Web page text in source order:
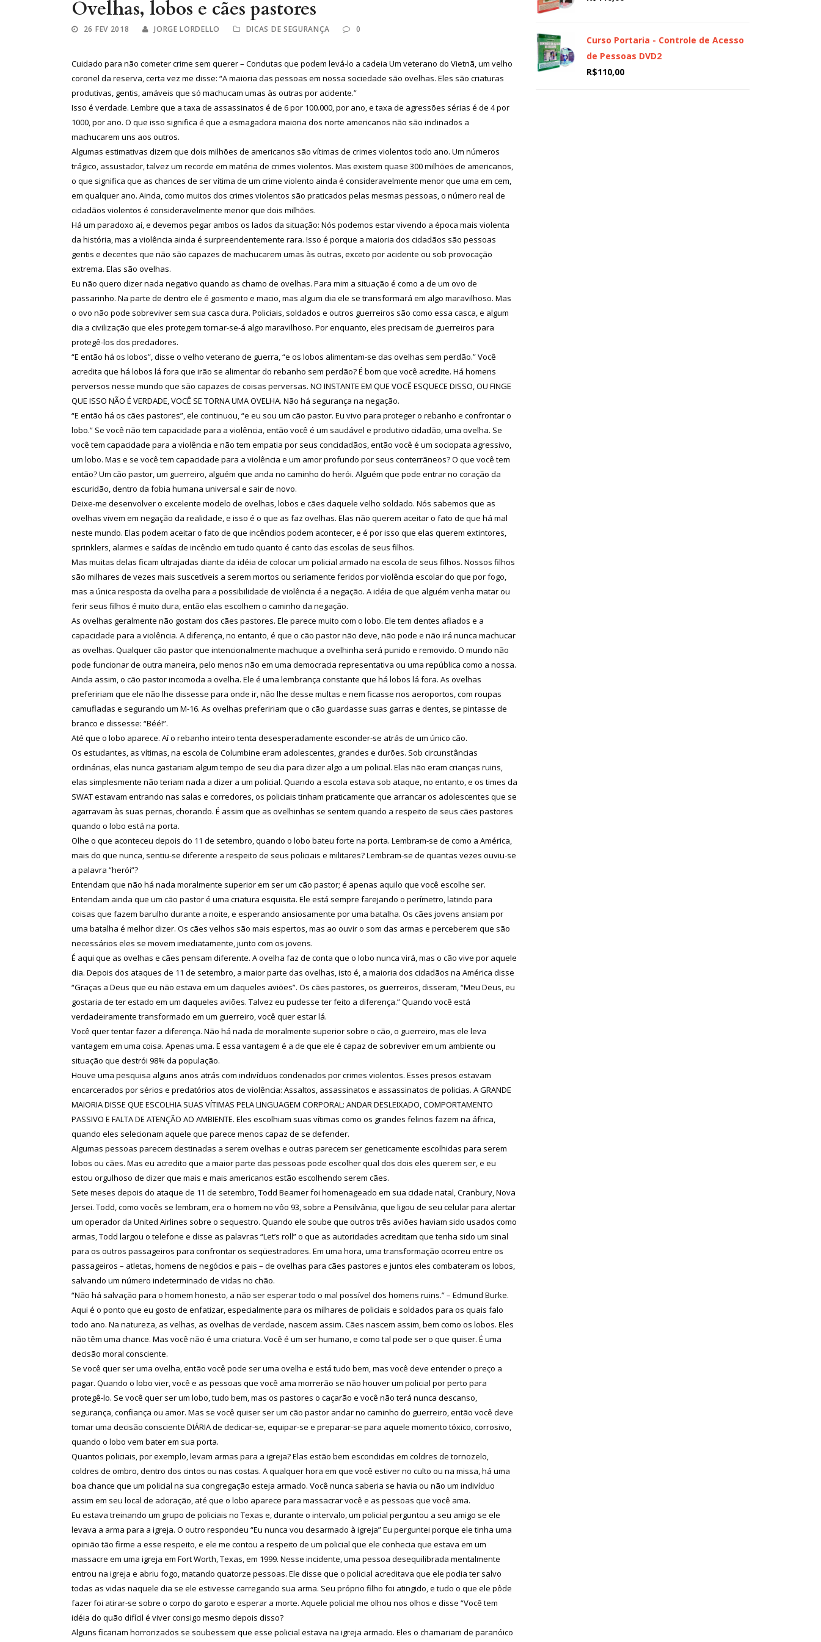
Ovelhas, lobos e cães pastores
26 FEV 2018 JORGE LORDELLO DICAS DE SEGURANÇA 0
Cuidado para não cometer crime sem querer – Condutas que podem levá-lo a cadeia Um veterano do Vietnã, um velho
coronel da reserva, certa vez me disse: “A maioria das pessoas em nossa sociedade são ovelhas. Eles são criaturas
produtivas, gentis, amáveis que só machucam umas às outras por acidente.”
Isso é verdade. Lembre que a taxa de assassinatos é de 6 por 100.000, por ano, e taxa de agressões sérias é de 4 por
1000, por ano. O que isso significa é que a esmagadora maioria dos norte americanos não são inclinados a
machucarem uns aos outros.
Algumas estimativas dizem que dois milhões de americanos são vítimas de crimes violentos todo ano. Um números
trágico, assustador, talvez um recorde em matéria de crimes violentos. Mas existem quase 300 milhões de americanos,
o que significa que as chances de ser vítima de um crime violento ainda é consideravelmente menor que uma em cem,
em qualquer ano. Ainda, como muitos dos crimes violentos são praticados pelas mesmas pessoas, o número real de
cidadãos violentos é consideravelmente menor que dois milhões.
Há um paradoxo aí, e devemos pegar ambos os lados da situação: Nós podemos estar vivendo a época mais violenta
da história, mas a violência ainda é surpreendentemente rara. Isso é porque a maioria dos cidadãos são pessoas
gentis e decentes que não são capazes de machucarem umas às outras, exceto por acidente ou sob provocação
extrema. Elas são ovelhas.
Eu não quero dizer nada negativo quando as chamo de ovelhas. Para mim a situação é como a de um ovo de
passarinho. Na parte de dentro ele é gosmento e macio, mas algum dia ele se transformará em algo maravilhoso. Mas
o ovo não pode sobreviver sem sua casca dura. Policiais, soldados e outros guerreiros são como essa casca, e algum
dia a civilização que eles protegem tornar-se-á algo maravilhoso. Por enquanto, eles precisam de guerreiros para
protegê-los dos predadores.
“E então há os lobos”, disse o velho veterano de guerra, “e os lobos alimentam-se das ovelhas sem perdão.” Você
acredita que há lobos lá fora que irão se alimentar do rebanho sem perdão? É bom que você acredite. Há homens
perversos nesse mundo que são capazes de coisas perversas. NO INSTANTE EM QUE VOCÊ ESQUECE DISSO, OU FINGE
QUE ISSO NÃO É VERDADE, VOCÊ SE TORNA UMA OVELHA. Não há segurança na negação.
“E então há os cães pastores”, ele continuou, “e eu sou um cão pastor. Eu vivo para proteger o rebanho e confrontar o
lobo.” Se você não tem capacidade para a violência, então você é um saudável e produtivo cidadão, uma ovelha. Se
você tem capacidade para a violência e não tem empatia por seus concidadãos, então você é um sociopata agressivo,
um lobo. Mas e se você tem capacidade para a violência e um amor profundo por seus conterrãneos? O que você tem
então? Um cão pastor, um guerreiro, alguém que anda no caminho do herói. Alguém que pode entrar no coração da
escuridão, dentro da fobia humana universal e sair de novo.
Deixe-me desenvolver o excelente modelo de ovelhas, lobos e cães daquele velho soldado. Nós sabemos que as
ovelhas vivem em negação da realidade, e isso é o que as faz ovelhas. Elas não querem aceitar o fato de que há mal
neste mundo. Elas podem aceitar o fato de que incêndios podem acontecer, e é por isso que elas querem extintores,
sprinklers, alarmes e saídas de incêndio em tudo quanto é canto das escolas de seus filhos.
Mas muitas delas ficam ultrajadas diante da idéia de colocar um policial armado na escola de seus filhos. Nossos filhos
são milhares de vezes mais suscetíveis a serem mortos ou seriamente feridos por violência escolar do que por fogo,
mas a única resposta da ovelha para a possibilidade de violência é a negação. A idéia de que alguém venha matar ou
ferir seus filhos é muito dura, então elas escolhem o caminho da negação.
As ovelhas geralmente não gostam dos cães pastores. Ele parece muito com o lobo. Ele tem dentes afiados e a
capacidade para a violência. A diferença, no entanto, é que o cão pastor não deve, não pode e não irá nunca machucar
as ovelhas. Qualquer cão pastor que intencionalmente machuque a ovelhinha será punido e removido. O mundo não
pode funcionar de outra maneira, pelo menos não em uma democracia representativa ou uma república como a nossa.
Ainda assim, o cão pastor incomoda a ovelha. Ele é uma lembrança constante que há lobos lá fora. As ovelhas
prefeririam que ele não lhe dissesse para onde ir, não lhe desse multas e nem ficasse nos aeroportos, com roupas
camufladas e segurando um M-16. As ovelhas prefeririam que o cão guardasse suas garras e dentes, se pintasse de
branco e dissesse: “Béé!”.
Até que o lobo aparece. Aí o rebanho inteiro tenta desesperadamente esconder-se atrás de um único cão.
Os estudantes, as vítimas, na escola de Columbine eram adolescentes, grandes e durões. Sob circunstâncias
ordinárias, elas nunca gastariam algum tempo de seu dia para dizer algo a um policial. Elas não eram crianças ruins,
elas simplesmente não teriam nada a dizer a um policial. Quando a escola estava sob ataque, no entanto, e os times da
SWAT estavam entrando nas salas e corredores, os policiais tinham praticamente que arrancar os adolescentes que se
agarravam às suas pernas, chorando. É assim que as ovelhinhas se sentem quando a respeito de seus cães pastores
quando o lobo está na porta.
Olhe o que aconteceu depois do 11 de setembro, quando o lobo bateu forte na porta. Lembram-se de como a América,
mais do que nunca, sentiu-se diferente a respeito de seus policiais e militares? Lembram-se de quantas vezes ouviu-se
a palavra “herói”?
Entendam que não há nada moralmente superior em ser um cão pastor; é apenas aquilo que você escolhe ser.
Entendam ainda que um cão pastor é uma criatura esquisita. Ele está sempre farejando o perímetro, latindo para
coisas que fazem barulho durante a noite, e esperando ansiosamente por uma batalha. Os cães jovens ansiam por
uma batalha é melhor dizer. Os cães velhos são mais espertos, mas ao ouvir o som das armas e perceberem que são
necessários eles se movem imediatamente, junto com os jovens.
É aqui que as ovelhas e cães pensam diferente. A ovelha faz de conta que o lobo nunca virá, mas o cão vive por aquele
dia. Depois dos ataques de 11 de setembro, a maior parte das ovelhas, isto é, a maioria dos cidadãos na América disse
“Graças a Deus que eu não estava em um daqueles aviões”. Os cães pastores, os guerreiros, disseram, “Meu Deus, eu
gostaria de ter estado em um daqueles aviões. Talvez eu pudesse ter feito a diferença.” Quando você está
verdadeiramente transformado em um guerreiro, você quer estar lá.
Você quer tentar fazer a diferença. Não há nada de moralmente superior sobre o cão, o guerreiro, mas ele leva
vantagem em uma coisa. Apenas uma. E essa vantagem é a de que ele é capaz de sobreviver em um ambiente ou
situação que destrói 98% da população.
Houve uma pesquisa alguns anos atrás com indivíduos condenados por crimes violentos. Esses presos estavam
encarcerados por sérios e predatórios atos de violência: Assaltos, assassinatos e assassinatos de policias. A GRANDE
MAIORIA DISSE QUE ESCOLHIA SUAS VÍTIMAS PELA LINGUAGEM CORPORAL: ANDAR DESLEIXADO, COMPORTAMENTO
PASSIVO E FALTA DE ATENÇÃO AO AMBIENTE. Eles escolhiam suas vítimas como os grandes felinos fazem na áfrica,
quando eles selecionam aquele que parece menos capaz de se defender.
Algumas pessoas parecem destinadas a serem ovelhas e outras parecem ser geneticamente escolhidas para serem
lobos ou cães. Mas eu acredito que a maior parte das pessoas pode escolher qual dos dois eles querem ser, e eu
estou orgulhoso de dizer que mais e mais americanos estão escolhendo serem cães.
Sete meses depois do ataque de 11 de setembro, Todd Beamer foi homenageado em sua cidade natal, Cranbury, Nova
Jersei. Todd, como vocês se lembram, era o homem no vôo 93, sobre a Pensilvânia, que ligou de seu celular para alertar
um operador da United Airlines sobre o sequestro. Quando ele soube que outros três aviões haviam sido usados como
armas, Todd largou o telefone e disse as palavras “Let’s roll” o que as autoridades acreditam que tenha sido um sinal
para os outros passageiros para confrontar os seqüestradores. Em uma hora, uma transformação ocorreu entre os
passageiros – atletas, homens de negócios e pais – de ovelhas para cães pastores e juntos eles combateram os lobos,
salvando um número indeterminado de vidas no chão.
“Não há salvação para o homem honesto, a não ser esperar todo o mal possível dos homens ruins.” – Edmund Burke.
Aqui é o ponto que eu gosto de enfatizar, especialmente para os milhares de policiais e soldados para os quais falo
todo ano. Na natureza, as velhas, as ovelhas de verdade, nascem assim. Cães nascem assim, bem como os lobos. Eles
não têm uma chance. Mas você não é uma criatura. Você é um ser humano, e como tal pode ser o que quiser. É uma
decisão moral consciente.
Se você quer ser uma ovelha, então você pode ser uma ovelha e está tudo bem, mas você deve entender o preço a
pagar. Quando o lobo vier, você e as pessoas que você ama morrerão se não houver um policial por perto para
protegê-lo. Se você quer ser um lobo, tudo bem, mas os pastores o caçarão e você não terá nunca descanso,
segurança, confiança ou amor. Mas se você quiser ser um cão pastor andar no caminho do guerreiro, então você deve
tomar uma decisão consciente DIÁRIA de dedicar-se, equipar-se e preparar-se para aquele momento tóxico, corrosivo,
quando o lobo vem bater em sua porta.
Quantos policiais, por exemplo, levam armas para a igreja? Elas estão bem escondidas em coldres de tornozelo,
coldres de ombro, dentro dos cintos ou nas costas. A qualquer hora em que você estiver no culto ou na missa, há uma
boa chance que um policial na sua congregação esteja armado. Você nunca saberia se havia ou não um indivíduo
assim em seu local de adoração, até que o lobo aparece para massacrar você e as pessoas que você ama.
Eu estava treinando um grupo de policiais no Texas e, durante o intervalo, um policial perguntou a seu amigo se ele
levava a arma para a igreja. O outro respondeu “Eu nunca vou desarmado à igreja” Eu perguntei porque ele tinha uma
opinião tão firme a esse respeito, e ele me contou a respeito de um policial que ele conhecia que estava em um
massacre em uma igreja em Fort Worth, Texas, em 1999. Nesse incidente, uma pessoa desequilibrada mentalmente
entrou na igreja e abriu fogo, matando quatorze pessoas. Ele disse que o policial acreditava que ele podia ter salvo
todas as vidas naquele dia se ele estivesse carregando sua arma. Seu próprio filho foi atingido, e tudo o que ele pôde
fazer foi atirar-se sobre o corpo do garoto e esperar a morte. Aquele policial me olhou nos olhos e disse “Você tem
idéia do quão difícil é viver consigo mesmo depois disso?
Alguns ficariam horrorizados se soubessem que esse policial estava na igreja armado. Eles o chamariam de paranóico
Curso Portaria - Controle de Acesso
de Pessoas DVD2
R$110,00